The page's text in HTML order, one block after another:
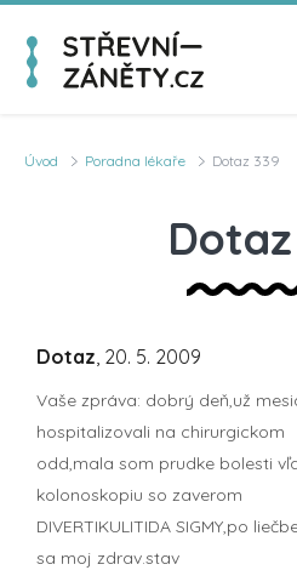
Úvod Poradna lékaře Dotaz 339
Dotaz, 20. 5. 2009
Vaše zpráva: dobrý deň,už
hospitalizovali na chirurgickom
odd,mala som prudke bolesti
kolonoskopiu so zaverom
DIVERTIKULITIDA SIGMY,po
sa moj zdrav.stav